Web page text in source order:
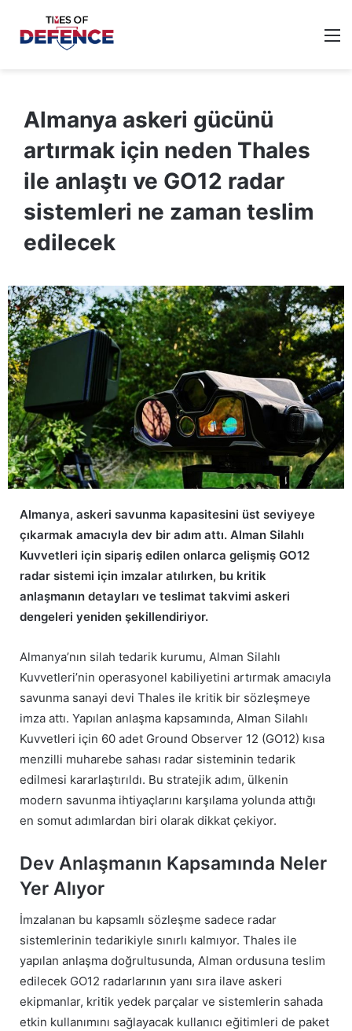
Almanya askeri gücünü
artırmak için neden Thales
ile anlaştı ve GO12 radar
sistemleri ne zaman teslim
edilecek
Almanya, askeri savunma kapasitesini üst seviyeye
çıkarmak amacıyla dev bir adım attı. Alman Silahlı
Kuvvetleri için sipariş edilen onlarca gelişmiş GO12
radar sistemi için imzalar atılırken, bu kritik
anlaşmanın detayları ve teslimat takvimi askeri
dengeleri yeniden şekillendiriyor.
Almanya’nın silah tedarik kurumu, Alman Silahlı
Kuvvetleri’nin operasyonel kabiliyetini artırmak amacıyla
savunma sanayi devi Thales ile kritik bir sözleşmeye
imza attı. Yapılan anlaşma kapsamında, Alman Silahlı
Kuvvetleri için 60 adet Ground Observer 12 (GO12) kısa
menzilli muharebe sahası radar sisteminin tedarik
edilmesi kararlaştırıldı. Bu stratejik adım, ülkenin
modern savunma ihtiyaçlarını karşılama yolunda attığı
en somut adımlardan biri olarak dikkat çekiyor.
Dev Anlaşmanın Kapsamında Neler
Yer Alıyor
İmzalanan bu kapsamlı sözleşme sadece radar
sistemlerinin tedarikiyle sınırlı kalmıyor. Thales ile
yapılan anlaşma doğrultusunda, Alman ordusuna teslim
edilecek GO12 radarlarının yanı sıra ilave askeri
ekipmanlar, kritik yedek parçalar ve sistemlerin sahada
etkin kullanımını sağlayacak kullanıcı eğitimleri de paket